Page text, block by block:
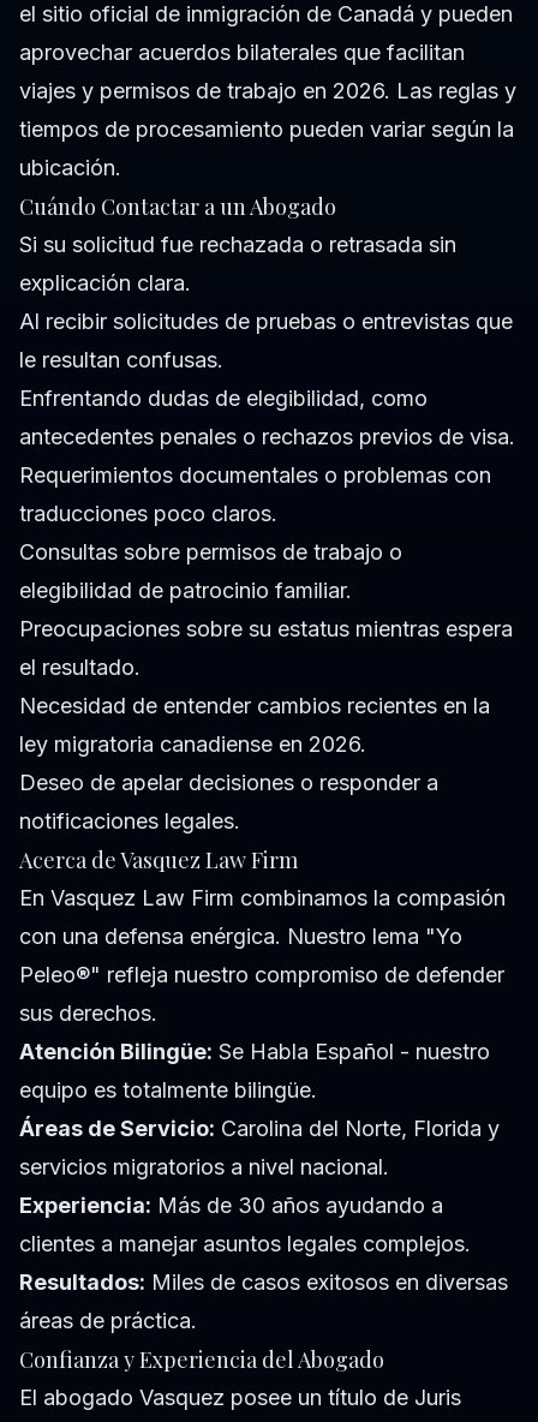
el sitio oficial de inmigración de Canadá y pueden
aprovechar acuerdos bilaterales que facilitan
viajes y permisos de trabajo en 2026. Las reglas y
tiempos de procesamiento pueden variar según la
ubicación.
Cuándo Contactar a un Abogado
Si su solicitud fue rechazada o retrasada sin
explicación clara.
Al recibir solicitudes de pruebas o entrevistas que
le resultan confusas.
Enfrentando dudas de elegibilidad, como
antecedentes penales o rechazos previos de visa.
Requerimientos documentales o problemas con
traducciones poco claros.
Consultas sobre permisos de trabajo o
elegibilidad de patrocinio familiar.
Preocupaciones sobre su estatus mientras espera
el resultado.
Necesidad de entender cambios recientes en la
ley migratoria canadiense en 2026.
Deseo de apelar decisiones o responder a
notificaciones legales.
Acerca de Vasquez Law Firm
En Vasquez Law Firm combinamos la compasión
con una defensa enérgica. Nuestro lema "Yo
Peleo®" refleja nuestro compromiso de defender
sus derechos.
Atención Bilingüe: Se Habla Español - nuestro
equipo es totalmente bilingüe.
Áreas de Servicio: Carolina del Norte, Florida y
servicios migratorios a nivel nacional.
Experiencia: Más de 30 años ayudando a
clientes a manejar asuntos legales complejos.
Resultados: Miles de casos exitosos en diversas
áreas de práctica.
Confianza y Experiencia del Abogado
El abogado Vasquez posee un título de Juris